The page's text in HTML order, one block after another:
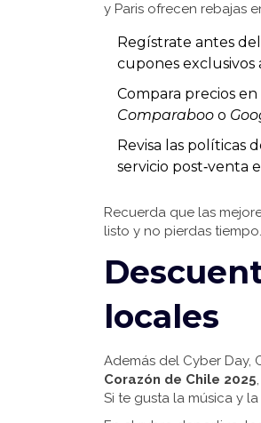
y Paris ofrecen rebajas
Regístrate antes
cupones exclusivos
Compara precios
Comparaboo o
Revisa las políticas
servicio post‑venta
Recuerda que las
listo y no pierdas tiempo.
locales
Además del Cyber Day,
Corazón de Chile 2025
Si te gusta la música y